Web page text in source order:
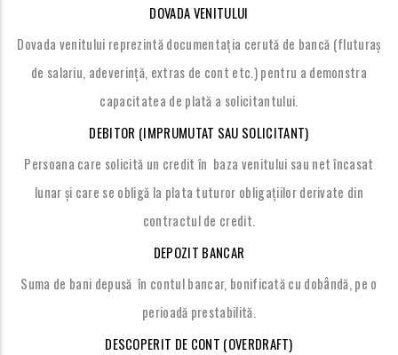
DOVADA VENITULUI
Dovada venitului reprezintă documentația cerută de bancă (fluturaș
de salariu, adeverință, extras de cont etc.) pentru a demonstra
capacitatea de plată a solicitantului.
DEBITOR (IMPRUMUTAT SAU SOLICITANT)
Persoana care solicită un credit în baza venitului sau net încasat
lunar și care se obligă la plata tuturor obligațiilor derivate din
contractul de credit.
DEPOZIT BANCAR
Suma de bani depusă în contul bancar, bonificată cu dobândă, pe o
perioadă prestabilită.
DESCOPERIT DE CONT (OVERDRAFT)